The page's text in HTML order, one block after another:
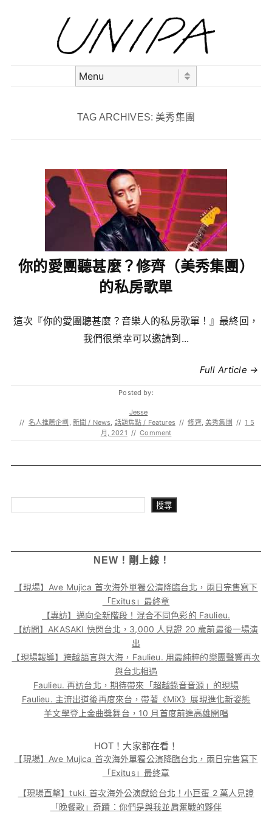
TAG ARCHIVES: 美秀集團
你的愛團聽甚麼？修齊（美秀集團）
的私房歌單
這次『你的愛團聽甚麼？音樂人的私房歌單！』最終回，
我們很榮幸可以邀請到...
Full Article →
Posted by:
Jesse
// 名人推薦企劃 , 新聞 / News, 話題焦點 / Features // 修齊,美秀集團 // 1 5
月, 2021 // Comment
搜尋
NEW！剛上線！
【現場】Ave Mujica 首次海外單獨公演降臨台北，兩日完售寫下
「Exitus」最終章
【專訪】邁向全新階段！混合不同色彩的 Faulieu.
【訪問】AKASAKI 快閃台北，3,000 人見證 20 歲前最後一場演
出
【現場報導】跨越語言與大海，Faulieu. 用最純粹的樂團聲響再次
與台北相遇
Faulieu. 再訪台北，期待帶來「超越錄音音源」的現場
Faulieu. 主流出道後再度來台，帶著《MiX》展現進化新姿態
羊文學登上金曲獎舞台，10 月首度前進高雄開唱
HOT！大家都在看！
【現場】Ave Mujica 首次海外單獨公演降臨台北，兩日完售寫下
「Exitus」最終章
【現場直擊】tuki. 首次海外公演獻給台北！小巨蛋 2 萬人見證
「晚餐歌」奇蹟：你們是與我並肩奮戰的夥伴